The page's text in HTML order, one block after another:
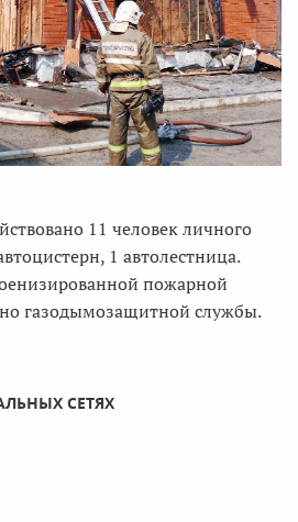
11 человек личного
1 автолестница.
пожарной
газодымозащитной службы.
СЕТЯХ